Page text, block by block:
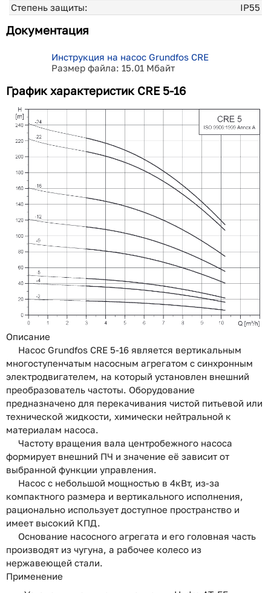
Степень защиты:
IP55
Документация
Инструкция на насос Grundfos CRE
Размер файла: 15.01 Мбайт
График характеристик CRE 5-16
Описание
Насос Grundfos CRE 5-16 является вертикальным
многоступенчатым насосным агрегатом с синхронным
электродвигателем, на который установлен внешний
преобразователь частоты. Оборудование
предназначено для перекачивания чистой питьевой или
технической жидкости, химически нейтральной к
материалам насоса.
Частоту вращения вала центробежного насоса
формирует внешний ПЧ и значение её зависит от
выбранной функции управления.
Насос с небольшой мощностью в 4кВт, из-за
компактного размера и вертикального исполнения,
рационально использует доступное пространство и
имеет высокий КПД.
Основание насосного агрегата и его головная часть
производят из чугуна, а рабочее колесо из
нержавеющей стали.
Применение